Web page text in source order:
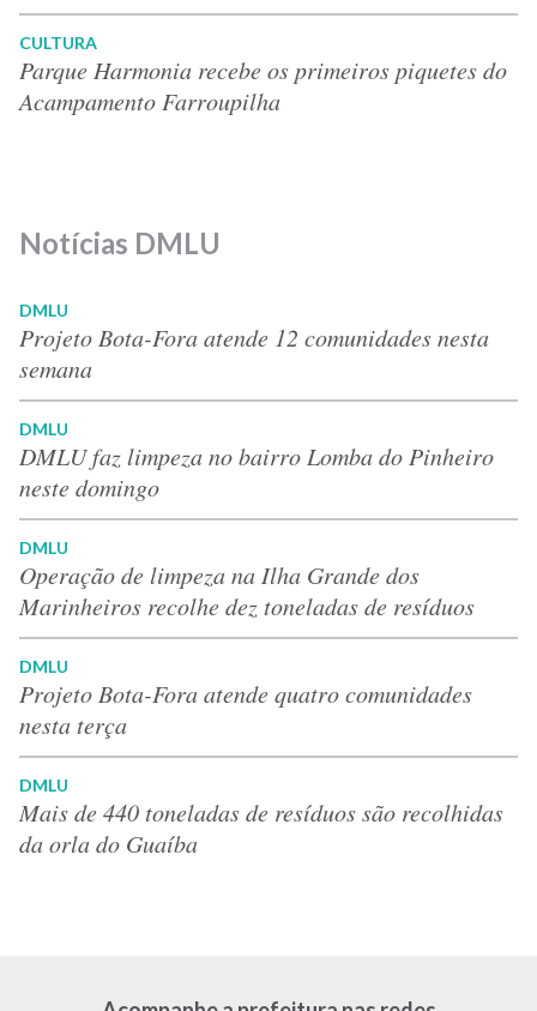
CULTURA
Parque Harmonia recebe os primeiros piquetes do
Acampamento Farroupilha
Notícias DMLU
DMLU
Projeto Bota-Fora atende 12 comunidades nesta
semana
DMLU
DMLU faz limpeza no bairro Lomba do Pinheiro
neste domingo
DMLU
Operação de limpeza na Ilha Grande dos
Marinheiros recolhe dez toneladas de resíduos
DMLU
Projeto Bota-Fora atende quatro comunidades
nesta terça
DMLU
Mais de 440 toneladas de resíduos são recolhidas
da orla do Guaíba